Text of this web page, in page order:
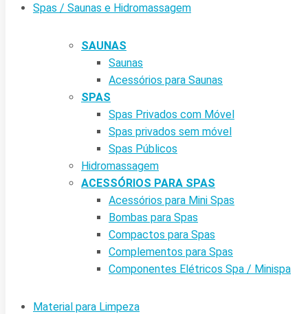
Spas / Saunas e Hidromassagem
SAUNAS
Saunas
Acessórios para Saunas
SPAS
Spas Privados com Móvel
Spas privados sem móvel
Spas Públicos
Hidromassagem
ACESSÓRIOS PARA SPAS
Acessórios para Mini Spas
Bombas para Spas
Compactos para Spas
Complementos para Spas
Componentes Elétricos Spa / Minispa
Material para Limpeza